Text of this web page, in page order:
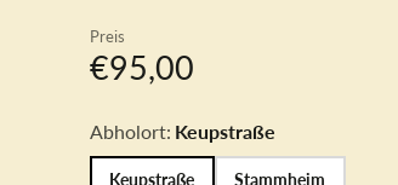
Cake Pops
Personalisierte
Geburtstagstorten
Jungen
Gaming Torten
Preis
€95,00
Abholort: Keupstraße
Keupstraße Stammheim